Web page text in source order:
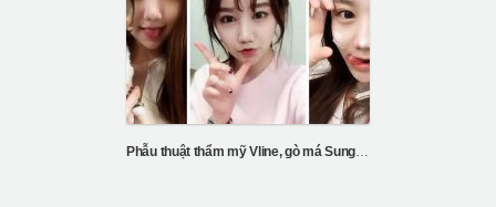
Phẫu thuật thẩm mỹ Vline, gò má Sung jena